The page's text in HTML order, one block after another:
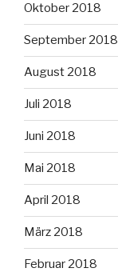
Oktober 2018
September 2018
August 2018
Juli 2018
Juni 2018
Mai 2018
April 2018
März 2018
Februar 2018